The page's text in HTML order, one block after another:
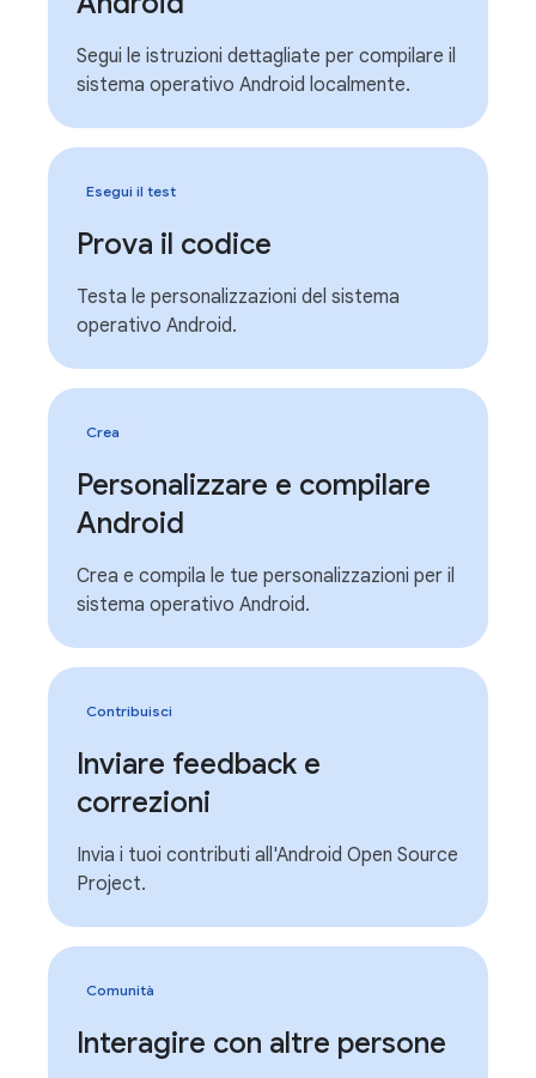
Segui le istruzioni dettagliate per compilare il
sistema operativo Android localmente.
Esegui il test
Prova il codice
Testa le personalizzazioni del sistema
operativo Android.
Crea
Personalizzare e compilare
Android
Crea e compila le tue personalizzazioni per il
sistema operativo Android.
Contribuisci
Inviare feedback e
correzioni
Invia i tuoi contributi all'Android Open Source
Project.
Comunità
Interagire con altre persone